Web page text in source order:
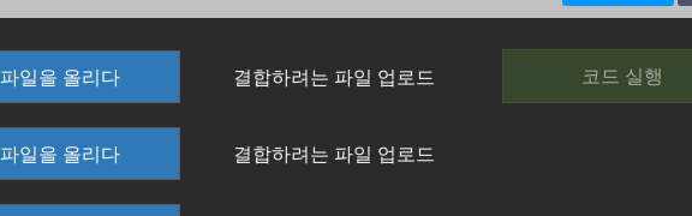
파일을 올리다 결합하려는 파일 업로드 코드 실행
파일을 올리다 결합하려는 파일 업로드